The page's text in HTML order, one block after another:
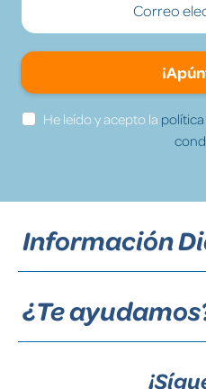
He leído y acepto la
Información
¿Te